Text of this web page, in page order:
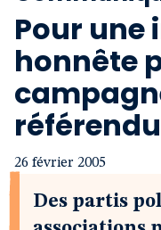
Pour
honnête
26 février 2005
Des partis